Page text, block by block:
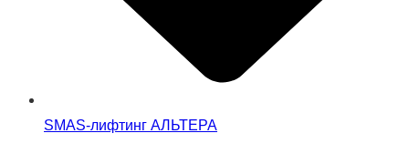
SMAS-лифтинг АЛЬТЕРА